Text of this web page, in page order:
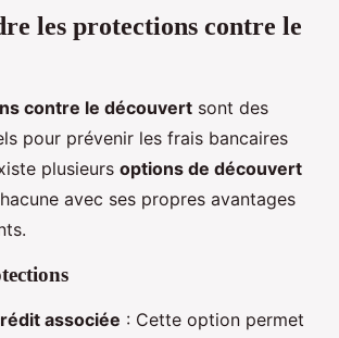
les protections contre le
contre le découvert sont des
pour prévenir les frais bancaires
plusieurs options de découvert
avec ses propres avantages
associée : Cette option permet